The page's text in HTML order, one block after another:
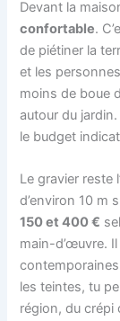
Devant la
confortable.
de piétiner la
et les
moins de boue
autour du
le budget
Le gravier reste
d’environ 10 m
150 et 400 €
main-d’œuvre.
les teintes, tu
région, du crépi